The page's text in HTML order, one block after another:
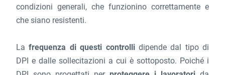
condizioni generali, che funzionino correttamente e
che siano resistenti.
La frequenza di questi controllidipende dal tipo di
DPI e dalle sollecitazioni a cui è sottoposto. Poiché i